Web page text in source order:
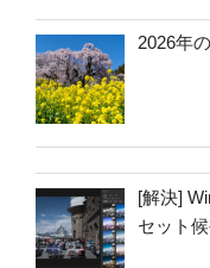
2026年
[解決]
セット